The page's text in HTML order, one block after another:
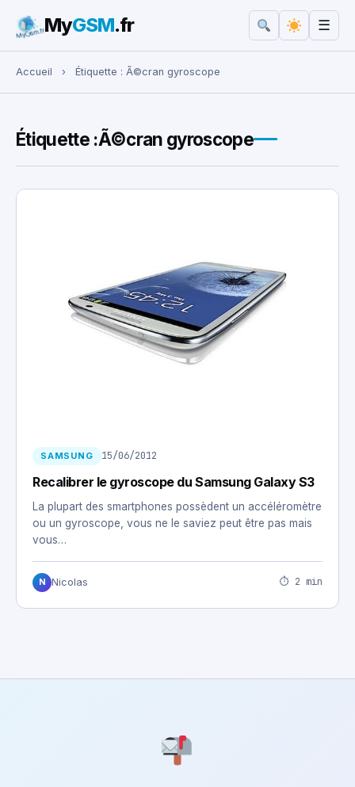
Rechercher :
MyGSM.fr ☰
Accueil › Étiquette : Ã©cran gyroscope
Étiquette :Ã©cran gyroscope
SAMSUNG 15/06/2012
Recalibrer le gyroscope du Samsung Galaxy S3
La plupart des smartphones possèdent un accéléromètre
ou un gyroscope, vous ne le saviez peut être pas mais
vous…
N Nicolas ⏱ 2 min